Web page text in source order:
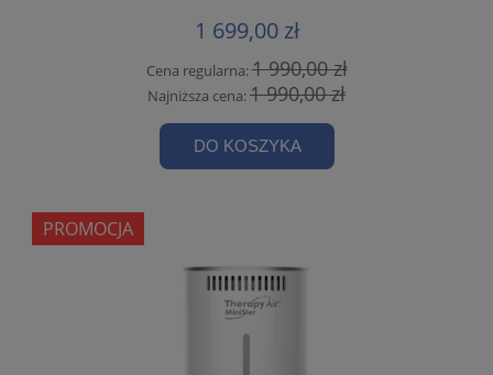
1 699,00 zł
Cena regularna:1 990,00 zł
Najniższa cena:1 990,00 zł
DO KOSZYKA
PROMOCJA